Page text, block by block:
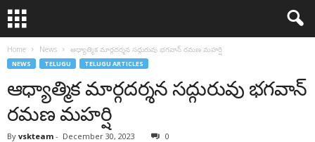
Home News ఆధ్యాత్మిక మార్గదర్శన సద్గురువు భగవాన్‌ రమణ మహర్షి
NEWS TELUGU TELUGU ARTICLES
ఆధ్యాత్మిక మార్గదర్శన సద్గురువు భగవాన్‌
రమణ మహర్షి
By vskteam - December 30, 2023 0